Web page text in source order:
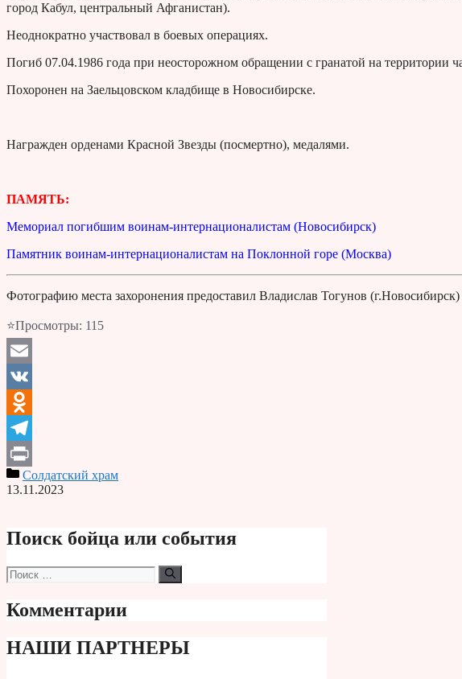
город Кабул, центральный Афганистан).
Неоднократно участвовал в боевых операциях.
Погиб 07.04.1986 года при неосторожном обращении с гранатой на территории
Похоронен на Заельцовском кладбище в Новосибирске.
Награжден орденами Красной Звезды (посмертно), медалями.
ПАМЯТЬ:
Мемориал погибшим воинам-интернационалистам (Новосибирск)
Памятник воинам-интернационалистам на Поклонной горе (Москва)
Фотографию места захоронения предоставил Владислав Тогунов (г.Новосибирск)
⭐Просмотры: 115
Email
VK
Odnoklassniki
Telegram
PrintСолдатский храм
13.11.2023
Поиск бойца или события
Поиск:
Комментарии
НАШИ ПАРТНЕРЫ